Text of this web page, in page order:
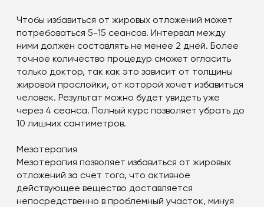
Чтобы избавиться от жировых отложений может
потребоваться 5-15 сеансов. Интервал между
ними должен составлять не менее 2 дней. Более
точное количество процедур сможет огласить
только доктор, так как это зависит от толщины
жировой прослойки, от которой хочет избавиться
человек. Результат можно будет увидеть уже
через 4 сеанса. Полный курс позволяет убрать до
10 лишних сантиметров.
Мезотерапия
Мезотерапия позволяет избавиться от жировых
отложений за счет того, что активное
действующее вещество доставляется
непосредственно в проблемный участок, минуя